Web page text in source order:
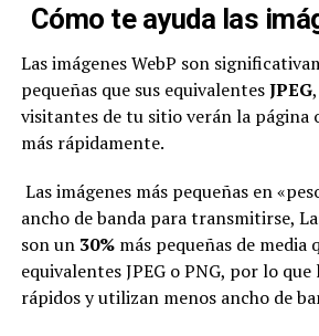
Cómo te ayuda las
Las imágenes WebP son
pequeñas que sus equivalentesJPEG
visitantes de tu sitio verán la página
más rápidamente.
Las imágenes más pequeñas en
ancho de banda para transmitirse,
son un30%más pequeñas de media
equivalentes JPEG o PNG, por lo
rápidos y utilizan menos ancho de